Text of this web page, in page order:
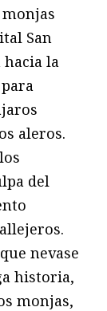
monjas
San
la
aleros.
del
nevase
historia,
monjas,